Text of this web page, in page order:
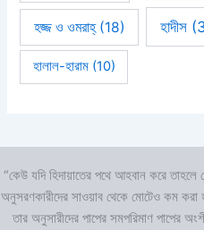
হজ্জ ও ওমরাহ্‌(18) হাদীস
হালাল-হারাম(10)
“কেউ যদি হিদায়াতের পথে আহবান করে তাহলে
অনুসরণকারীদের সাওয়াব থেকে মোটেও কম
তার অনুসারীদের পাপের সমপরিমাণ পাপের